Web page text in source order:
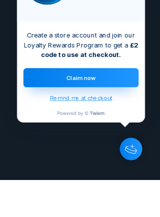
Create a store account and join our
Loyalty Rewards Program to get a £2
code to use at checkout.
Claim now
Remind me at checkout